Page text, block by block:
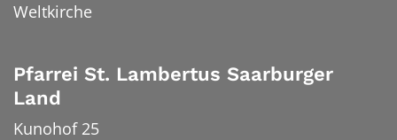
Weltkirche
Pfarrei St. Lambertus Saarburger
Land
Kunohof 25